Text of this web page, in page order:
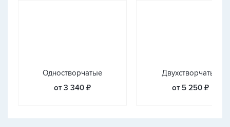
Одностворчатые
от 3 340 ₽
Двухстворчатые
от 5 250 ₽